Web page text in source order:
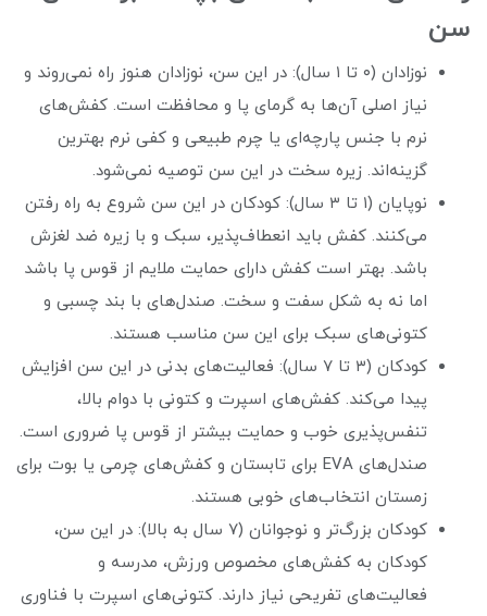
سن
نوزادان (۰ تا ۱ سال): در این سن، نوزادان هنوز راه نمی‌روند و
نیاز اصلی آن‌ها به گرمای پا و محافظت است. کفش‌های
نرم با جنس پارچه‌ای یا چرم طبیعی و کفی نرم بهترین
گزینه‌اند. زیره سخت در این سن توصیه نمی‌شود.
نوپایان (۱ تا ۳ سال): کودکان در این سن شروع به راه رفتن
می‌کنند. کفش باید انعطاف‌پذیر، سبک و با زیره ضد لغزش
باشد. بهتر است کفش دارای حمایت ملایم از قوس پا باشد
اما نه به شکل سفت و سخت. صندل‌های با بند چسبی و
کتونی‌های سبک برای این سن مناسب هستند.
کودکان (۳ تا ۷ سال): فعالیت‌های بدنی در این سن افزایش
پیدا می‌کند. کفش‌های اسپرت و کتونی با دوام بالا،
تنفس‌پذیری خوب و حمایت بیشتر از قوس پا ضروری است.
صندل‌های EVA برای تابستان و کفش‌های چرمی یا بوت برای
زمستان انتخاب‌های خوبی هستند.
کودکان بزرگ‌تر و نوجوانان (۷ سال به بالا): در این سن،
کودکان به کفش‌های مخصوص ورزش، مدرسه و
فعالیت‌های تفریحی نیاز دارند. کتونی‌های اسپرت با فناوری